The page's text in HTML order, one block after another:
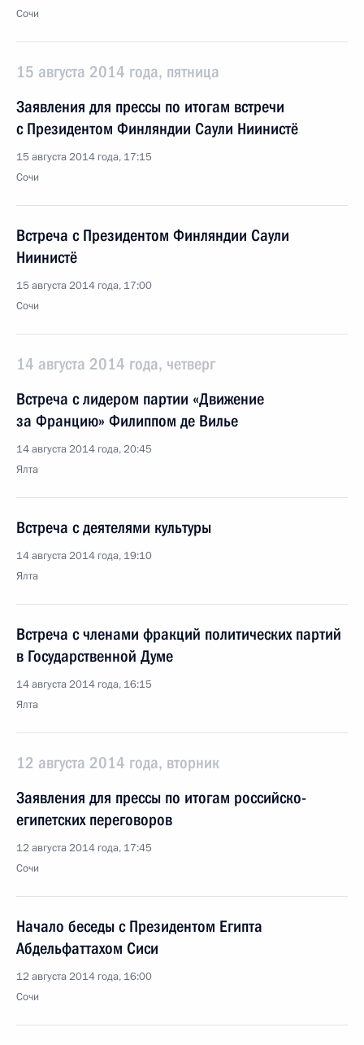
Сочи
15 августа 2014 года, пятница
Заявления для прессы по итогам встречи
с Президентом Финляндии Саули Ниинистё
15 августа 2014 года, 17:15
Сочи
Встреча с Президентом Финляндии Саули
Ниинистё
15 августа 2014 года, 17:00
Сочи
14 августа 2014 года, четверг
Встреча с лидером партии «Движение
за Францию» Филиппом де Вилье
14 августа 2014 года, 20:45
Ялта
Встреча с деятелями культуры
14 августа 2014 года, 19:10
Ялта
Встреча с членами фракций политических партий
в Государственной Думе
14 августа 2014 года, 16:15
Ялта
12 августа 2014 года, вторник
Заявления для прессы по итогам российско-
египетских переговоров
12 августа 2014 года, 17:45
Сочи
Начало беседы с Президентом Египта
Абдельфаттахом Сиси
12 августа 2014 года, 16:00
Сочи